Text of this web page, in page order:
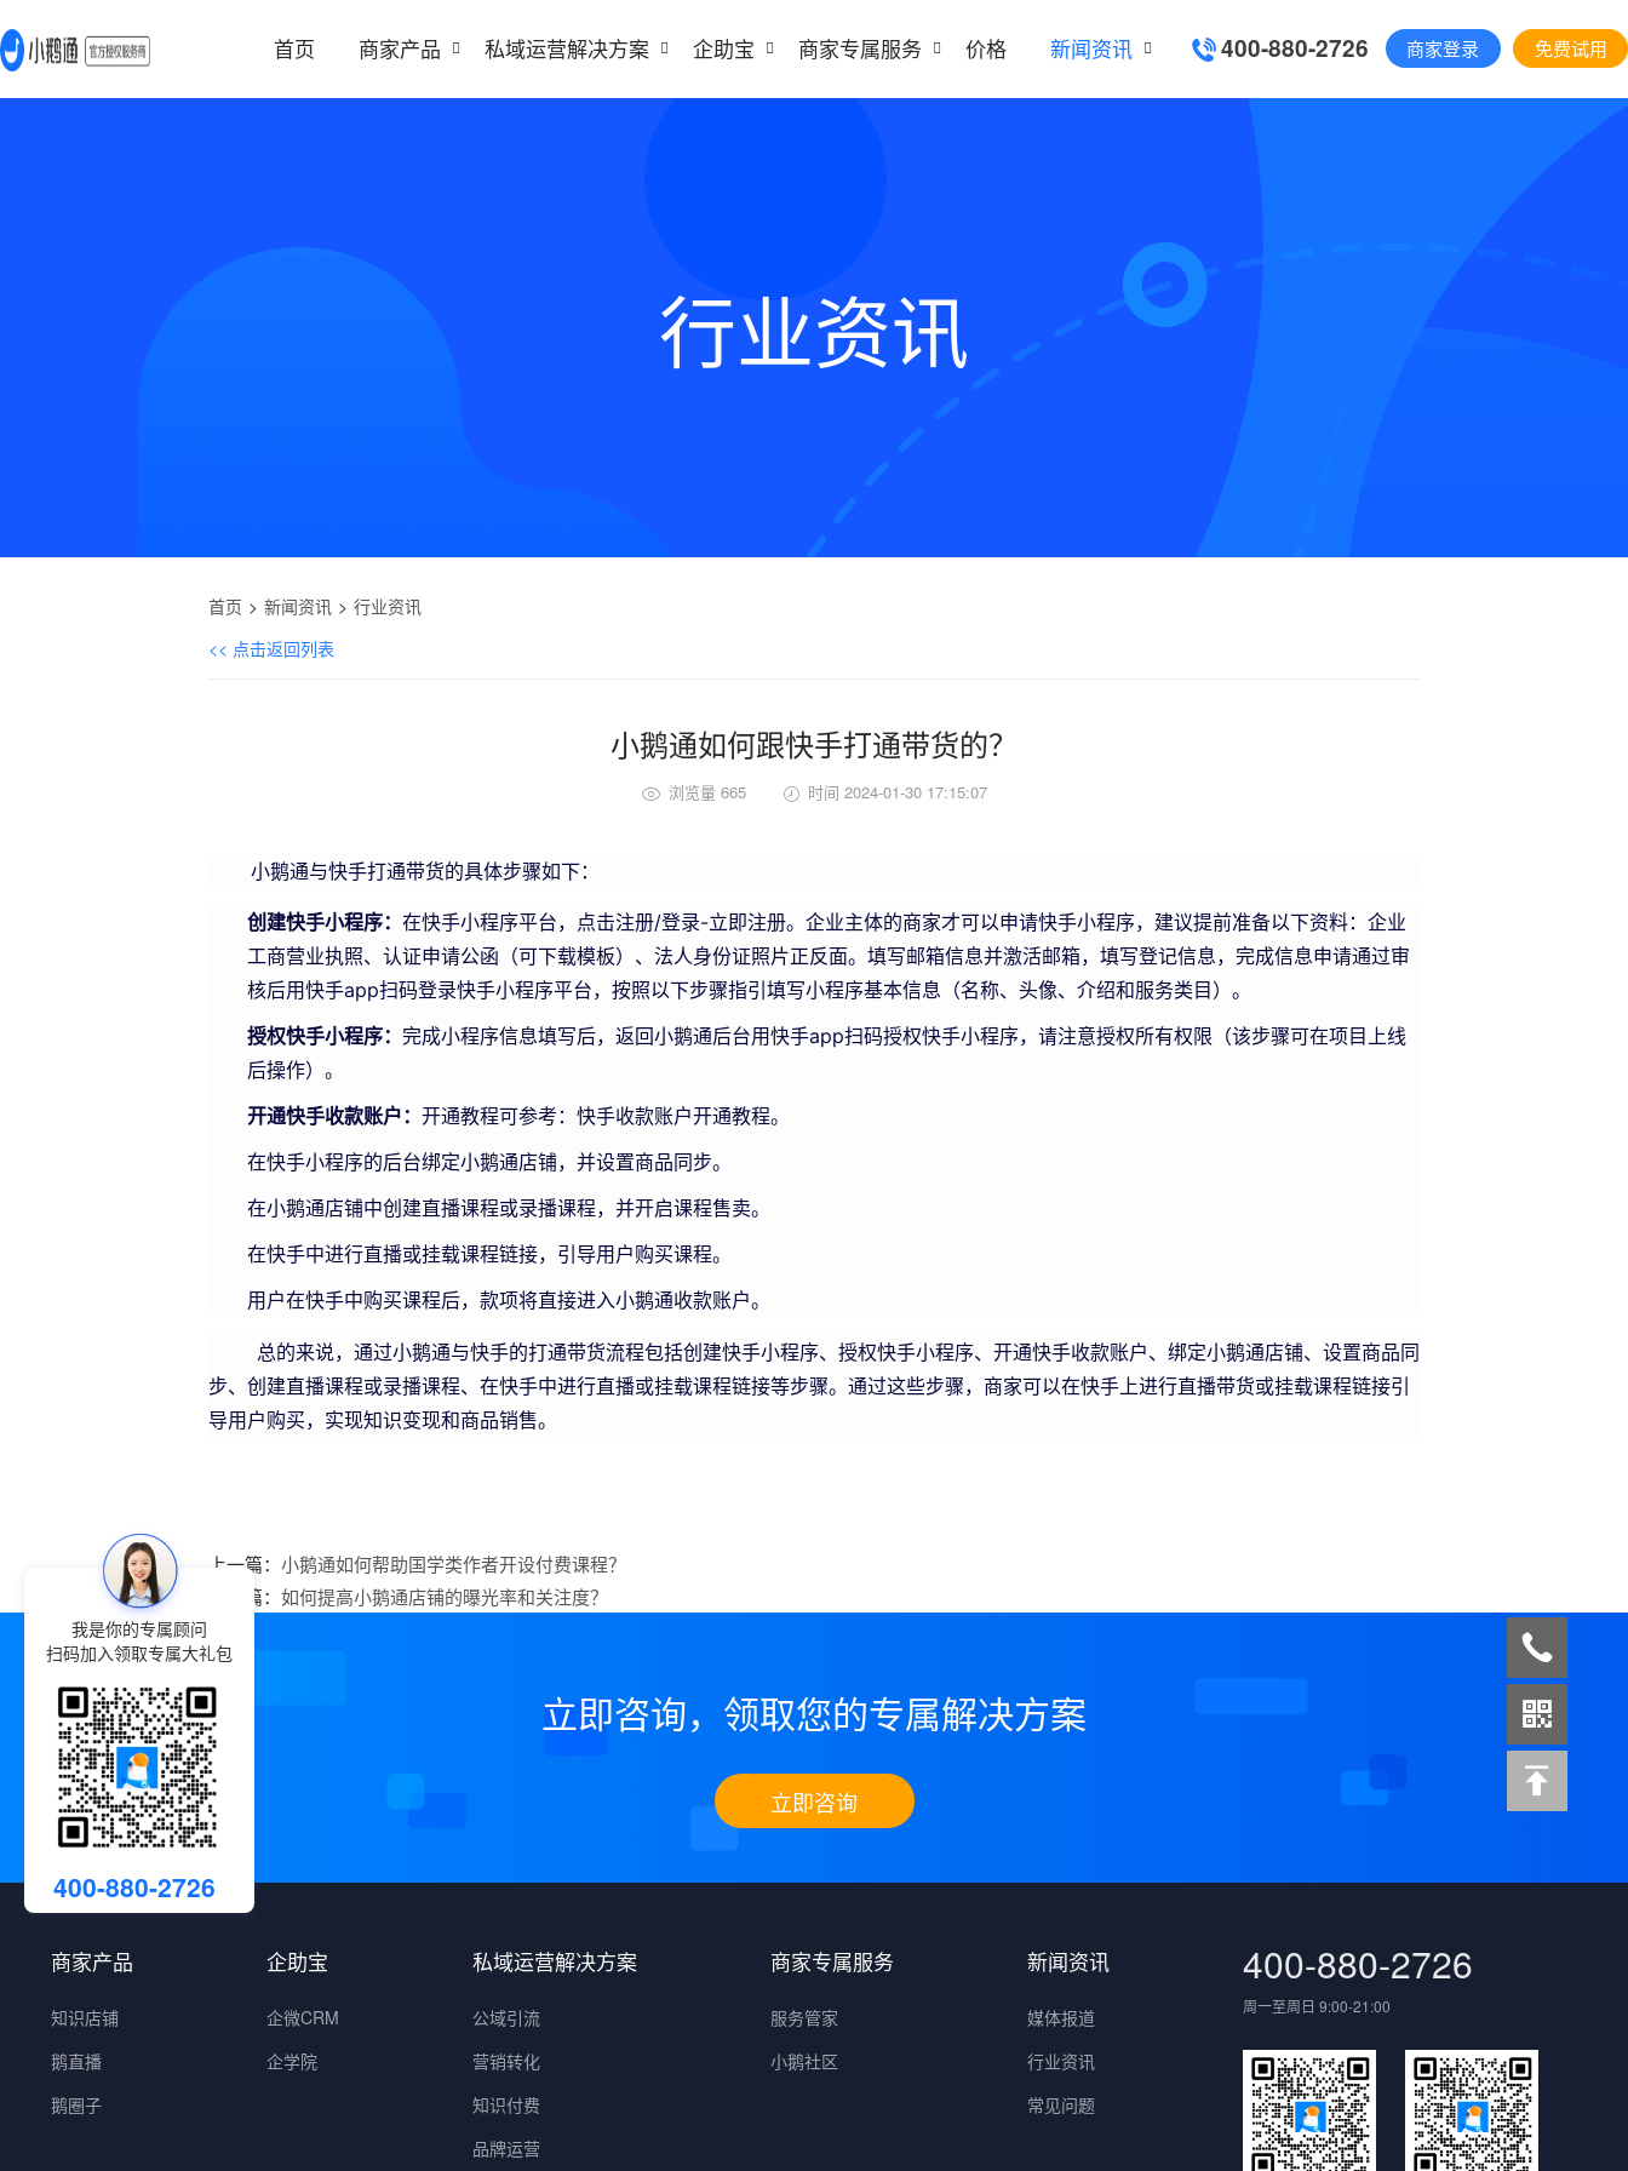
首页 商家产品 私域运营解决方案 企助宝 商家专属服务 价格 新闻资讯 400-880-2726 商家登录 免费试用
行业资讯
首页 新闻资讯
行业资讯
<< 点击返回列表
小鹅通如何跟快手打通带货的？
浏览量 665 时间 2024-01-30 17:15:07
小鹅通与快手打通带货的具体步骤如下：
创建快手小程序： 在快手小程序平台，点击注册/登录-立即注册。企业主体的商家才可以申请快手小程序，建议提前准备以下资料：企业
工商营业执照、认证申请公函（可下载模板）、法人身份证照片正反面。填写邮箱信息并激活邮箱，填写登记信息，完成信息申请通过审
核后用快手app扫码登录快手小程序平台，按照以下步骤指引填写小程序基本信息（名称、头像、介绍和服务类目）。
授权快手小程序： 完成小程序信息填写后，返回小鹅通后台用快手app扫码授权快手小程序，请注意授权所有权限（该步骤可在项目上线
后操作）。
开通快手收款账户： 开通教程可参考：快手收款账户开通教程。
在快手小程序的后台绑定小鹅通店铺，并设置商品同步。
在小鹅通店铺中创建直播课程或录播课程，并开启课程售卖。
在快手中进行直播或挂载课程链接，引导用户购买课程。
用户在快手中购买课程后，款项将直接进入小鹅通收款账户。
总的来说，通过小鹅通与快手的打通带货流程包括创建快手小程序、授权快手小程序、开通快手收款账户、绑定小鹅通店铺、设置商品同
步、创建直播课程或录播课程、在快手中进行直播或挂载课程链接等步骤。通过这些步骤，商家可以在快手上进行直播带货或挂载课程链接引
导用户购买，实现知识变现和商品销售。
上一篇： 小鹅通如何帮助国学类作者开设付费课程？
下一篇： 如何提高小鹅通店铺的曝光率和关注度？
立即咨询，领取您的专属解决方案
立即咨询
商家产品
知识店铺
鹅直播
鹅圈子
企助宝
企微CRM
企学院
私域运营解决方案
公域引流
营销转化
知识付费
品牌运营
商家专属服务
服务管家
小鹅社区
新闻资讯
媒体报道
行业资讯
常见问题
400-880-2726
周一至周日 9:00-21:00
我是你的专属顾问
扫码加入领取专属大礼包
400-880-2726